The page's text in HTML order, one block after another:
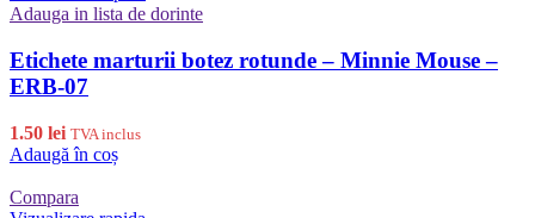
Adauga in lista de dorinte
Etichete marturii botez rotunde – Minnie Mouse –
ERB-07
1.50 lei TVA inclus
Adaugă în coș
Compara